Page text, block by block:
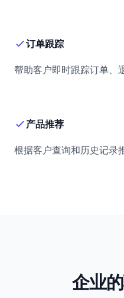
订单跟踪
帮助客户即时跟踪订单、
产品推荐
根据客户查询和历史记录
企业